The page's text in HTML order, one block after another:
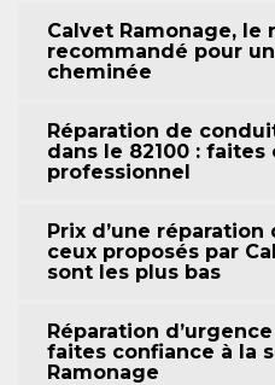
Calvet Ramonage, le
recommandé pour
cheminée
Réparation de
dans le 82100 : faites
professionnel
Prix d’une
ceux proposés par
sont les plus bas
Réparation
faites confiance à la
Ramonage